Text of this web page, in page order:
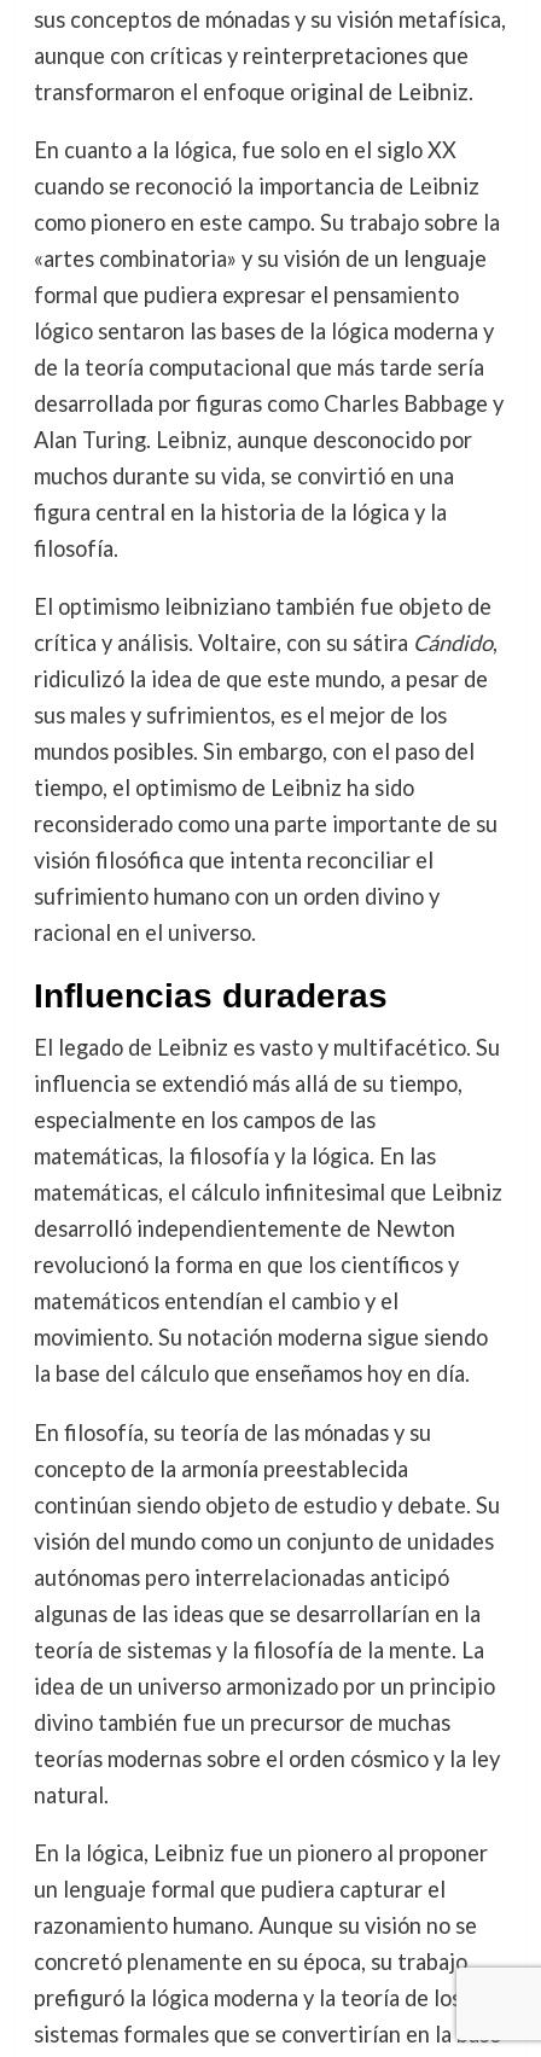
sus conceptos de mónadas y su visión metafísica,
aunque con críticas y reinterpretaciones que
transformaron el enfoque original de Leibniz.
En cuanto a la lógica, fue solo en el siglo XX
cuando se reconoció la importancia de Leibniz
como pionero en este campo. Su trabajo sobre la
«artes combinatoria» y su visión de un lenguaje
formal que pudiera expresar el pensamiento
lógico sentaron las bases de la lógica moderna y
de la teoría computacional que más tarde sería
desarrollada por figuras como Charles Babbage y
Alan Turing. Leibniz, aunque desconocido por
muchos durante su vida, se convirtió en una
figura central en la historia de la lógica y la
filosofía.
El optimismo leibniziano también fue objeto de
crítica y análisis. Voltaire, con su sátira Cándido,
ridiculizó la idea de que este mundo, a pesar de
sus males y sufrimientos, es el mejor de los
mundos posibles. Sin embargo, con el paso del
tiempo, el optimismo de Leibniz ha sido
reconsiderado como una parte importante de su
visión filosófica que intenta reconciliar el
sufrimiento humano con un orden divino y
racional en el universo.
Influencias duraderas
El legado de Leibniz es vasto y multifacético. Su
influencia se extendió más allá de su tiempo,
especialmente en los campos de las
matemáticas, la filosofía y la lógica. En las
matemáticas, el cálculo infinitesimal que Leibniz
desarrolló independientemente de Newton
revolucionó la forma en que los científicos y
matemáticos entendían el cambio y el
movimiento. Su notación moderna sigue siendo
la base del cálculo que enseñamos hoy en día.
En filosofía, su teoría de las mónadas y su
concepto de la armonía preestablecida
continúan siendo objeto de estudio y debate. Su
visión del mundo como un conjunto de unidades
autónomas pero interrelacionadas anticipó
algunas de las ideas que se desarrollarían en la
teoría de sistemas y la filosofía de la mente. La
idea de un universo armonizado por un principio
divino también fue un precursor de muchas
teorías modernas sobre el orden cósmico y la ley
natural.
En la lógica, Leibniz fue un pionero al proponer
un lenguaje formal que pudiera capturar el
razonamiento humano. Aunque su visión no se
concretó plenamente en su época, su trabajo
prefiguró la lógica moderna y la teoría de los
sistemas formales que se convertirían en la base